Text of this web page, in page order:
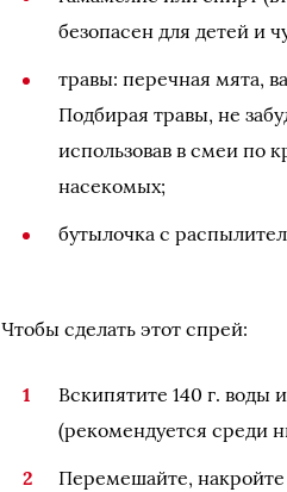
безопасен для детей и
травы: перечная мята,
Подбирая травы, не
использовав в смеи по
насекомых;
бутылочка с
Чтобы сделать этот спрей:
Вскипятите 140 г. воды
(рекомендуется среди
Перемешайте,